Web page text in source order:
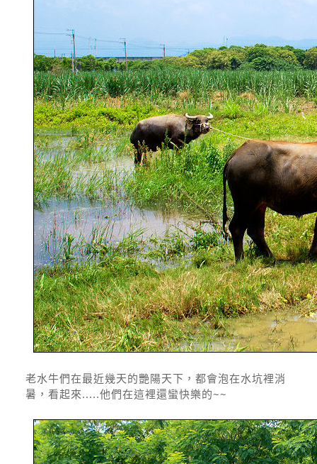
老水牛們在最近幾天的艷陽天下，都會泡在水坑裡消
暑，看起來.....他們在這裡還蠻快樂的~~